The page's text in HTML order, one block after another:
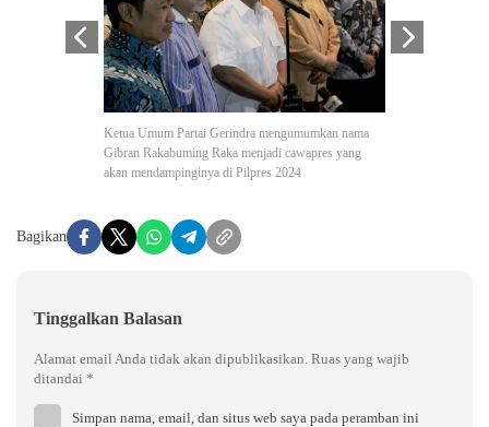
Ketua Umum Partai Gerindra mengumumkan nama
Gibran Rakabuming Raka menjadi cawapres yang
akan mendampinginya di Pilpres 2024
Bagikan
Tinggalkan Balasan
Alamat email Anda tidak akan dipublikasikan. Ruas yang wajib
ditandai *
Simpan nama, email, dan situs web saya pada peramban ini